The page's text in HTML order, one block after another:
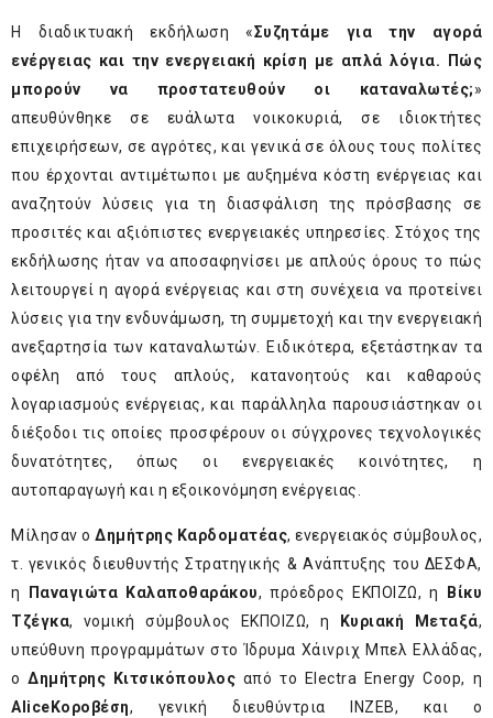
Η διαδικτυακή εκδήλωση «Συζητάμε για την αγορά
ενέργειας και την ενεργειακή κρίση με απλά λόγια. Πώς
μπορούν να προστατευθούν οι καταναλωτές;»
απευθύνθηκε σε ευάλωτα νοικοκυριά, σε ιδιοκτήτες
επιχειρήσεων, σε αγρότες, και γενικά σε όλους τους πολίτες
που έρχονται αντιμέτωποι με αυξημένα κόστη ενέργειας και
αναζητούν λύσεις για τη διασφάλιση της πρόσβασης σε
προσιτές και αξιόπιστες ενεργειακές υπηρεσίες. Στόχος της
εκδήλωσης ήταν να αποσαφηνίσει με απλούς όρους το πώς
λειτουργεί η αγορά ενέργειας και στη συνέχεια να προτείνει
λύσεις για την ενδυνάμωση, τη συμμετοχή και την ενεργειακή
ανεξαρτησία των καταναλωτών. Ειδικότερα, εξετάστηκαν τα
οφέλη από τους απλούς, κατανοητούς και καθαρούς
λογαριασμούς ενέργειας, και παράλληλα παρουσιάστηκαν οι
διέξοδοι τις οποίες προσφέρουν οι σύγχρονες τεχνολογικές
δυνατότητες, όπως οι ενεργειακές κοινότητες, η
αυτοπαραγωγή και η εξοικονόμηση ενέργειας.
Μίλησαν ο Δημήτρης Καρδοματέας, ενεργειακός σύμβουλος,
τ. γενικός διευθυντής Στρατηγικής & Ανάπτυξης του ΔΕΣΦΑ,
η
Παναγιώτα Καλαποθαράκου, πρόεδρος ΕΚΠΟΙΖΩ, η
Βίκυ
Τζέγκα, νομική σύμβουλος ΕΚΠΟΙΖΩ, η Κυριακή Μεταξά,
υπεύθυνη προγραμμάτων στο Ίδρυμα Χάινριχ Μπελ Ελλάδας,
οΔημήτρης Κιτσικόπουλος από το Electra Energy Coop, η
Alice Kοροβέση, γενική διευθύντρια ΙΝΖΕΒ, και ο